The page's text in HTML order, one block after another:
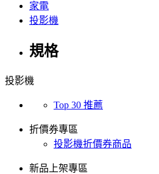
家電
投影機
規格
投影機
Top 30 推薦
折價券專區
投影機折價券商品
新品上架專區